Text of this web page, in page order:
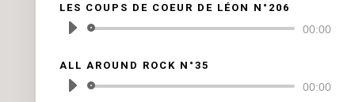
LES COUPS DE COEUR DE LÉON N°206
Lecteur
00:00
ALL AROUND ROCK N°35
Lecteur
00:00